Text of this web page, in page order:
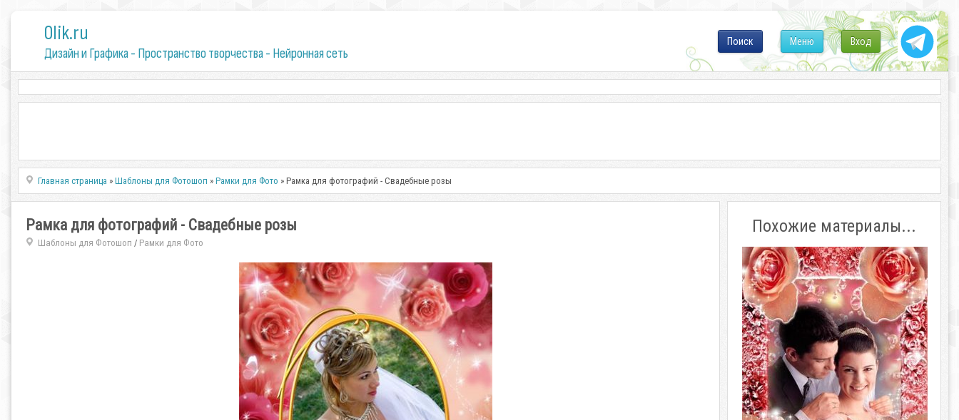
0lik.ru
Дизайн и Графика - Пространство творчества - Нейронная сеть
Вход
Меню
Поиск
Главная страница »Шаблоны для Фотошоп »Рамки для Фото » Рамка для фотографий - Свадебные розы
Рамка для фотографий - Свадебные розы
Шаблоны для Фотошоп / Рамки для Фото
Похожие материалы...